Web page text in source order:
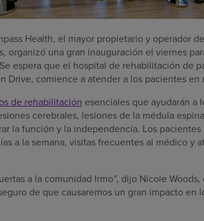
Health, el mayor propietario y operador
organizó una gran inauguración el viernes
espera que el hospital de rehabilitación de
Drive, comience a atender a los pacientes en
de rehabilitación esenciales que ayudarán a
cerebrales, lesiones de la médula
la función y la independencia. Los
a la semana, visitas frecuentes al médico y
a la comunidad Irmo”, dijo Nicole
de que causaremos un gran impacto en